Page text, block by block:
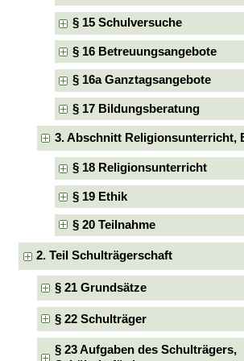
§ 15 Schulversuche
§ 16 Betreuungsangebote
§ 16a Ganztagsangebote
§ 17 Bildungsberatung
3. Abschnitt Religionsunterricht,
§ 18 Religionsunterricht
§ 19 Ethik
§ 20 Teilnahme
2. Teil Schulträgerschaft
§ 21 Grundsätze
§ 22 Schulträger
§ 23 Aufgaben des Schulträgers,